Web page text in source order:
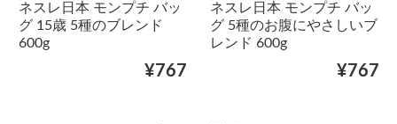
ネスレ日本 モンプチ バッ
グ 15歳 5種のブレンド
600g
¥767
ネスレ日本 モンプチ バッ
グ 5種のお腹にやさしいブ
レンド 600g
¥767